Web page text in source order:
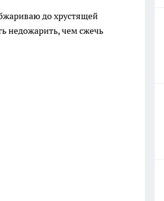
до хрустящей
недожарить, чем сжечь